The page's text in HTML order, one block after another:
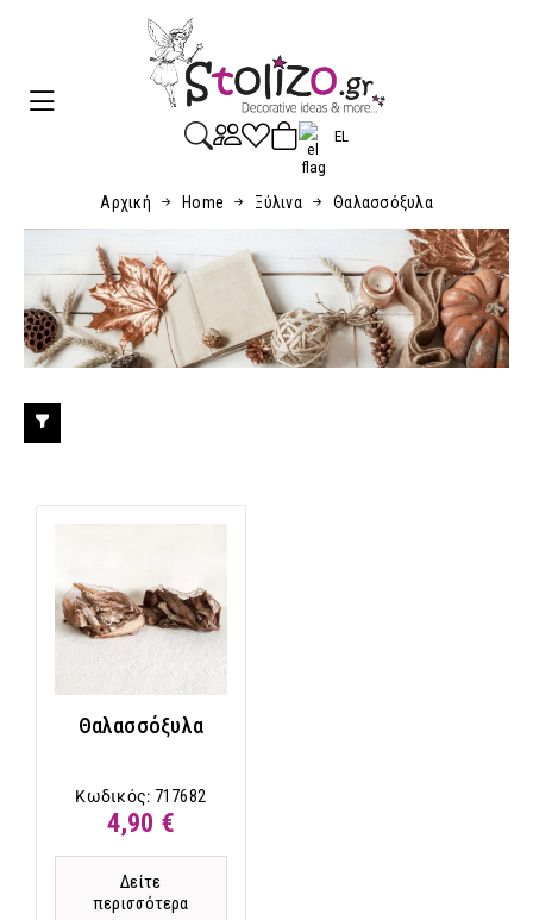
EL
Αρχική Home Ξύλινα Θαλασσόξυλα
Θαλασσόξυλα
Κωδικός: 717682
4,90 €
Δείτε
περισσότερα